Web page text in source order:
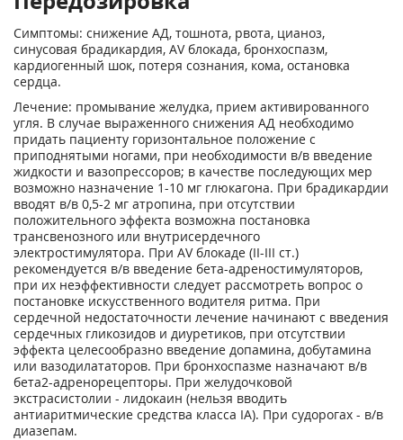
Симптомы: снижение АД, тошнота, рвота, цианоз,
синусовая брадикардия, AV блокада, бронхоспазм,
кардиогенный шок, потеря сознания, кома, остановка
сердца.
Лечение: промывание желудка, прием активированного
угля. В случае выраженного снижения АД необходимо
придать пациенту горизонтальное положение с
приподнятыми ногами, при необходимости в/в введение
жидкости и вазопрессоров; в качестве последующих мер
возможно назначение 1-10 мг глюкагона. При брадикардии
вводят в/в 0,5-2 мг атропина, при отсутствии
положительного эффекта возможна постановка
трансвенозного или внутрисердечного
электростимулятора. При AV блокаде (II-III ст.)
рекомендуется в/в введение бета-адреностимуляторов,
при их неэффективности следует рассмотреть вопрос о
постановке искусственного водителя ритма. При
сердечной недостаточности лечение начинают с введения
сердечных гликозидов и диуретиков, при отсутствии
эффекта целесообразно введение допамина, добутамина
или вазодилататоров. При бронхоспазме назначают в/в
бета2-адренорецепторы. При желудочковой
экстрасистолии - лидокаин (нельзя вводить
антиаритмические средства класса IA). При судорогах - в/в
диазепам.